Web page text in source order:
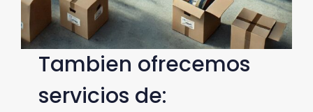
Tambien ofrecemos
servicios de: